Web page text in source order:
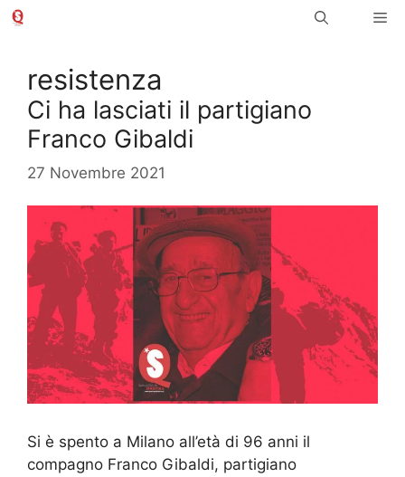
Vai
resistenza
Ci ha lasciati il partigiano
Franco Gibaldi
27 Novembre 2021
Si è spento a Milano all’età di 96 anni il
compagno Franco Gibaldi, partigiano